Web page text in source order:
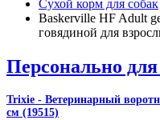
Сухой корм для собак
Baskerville HF Adult
говядиной для
Персонально для
Trixie - Ветеринарный
см (19515)